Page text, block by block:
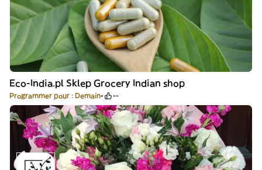
Eco-India.pl Sklep Grocery Indian shop
Programmer pour : Demain --